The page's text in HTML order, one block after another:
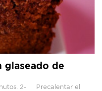
glaseado de
2- Precalentar el